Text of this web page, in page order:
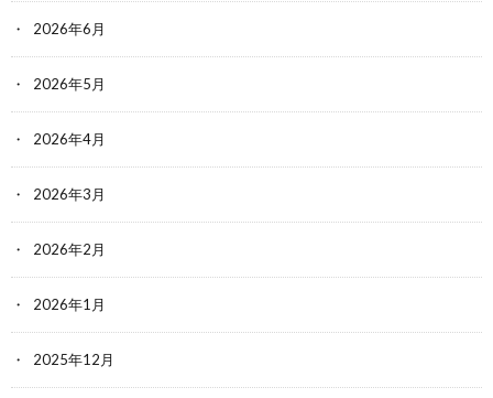
2026年6月
2026年5月
2026年4月
2026年3月
2026年2月
2026年1月
2025年12月